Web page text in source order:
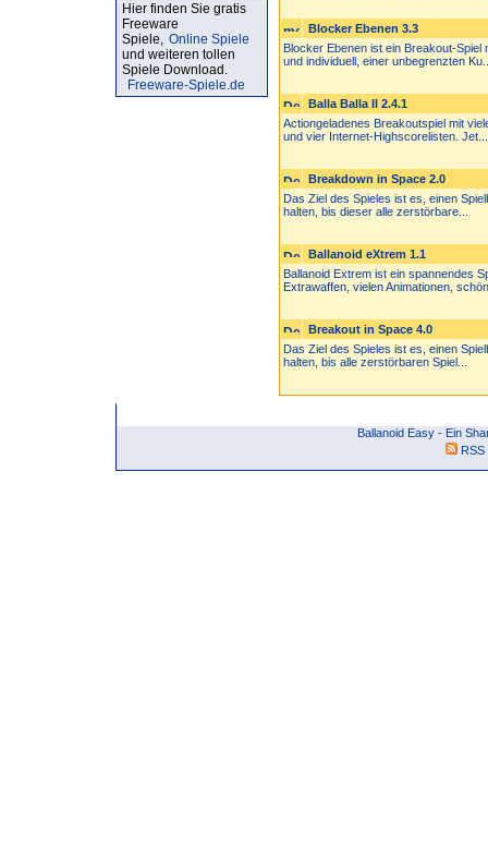
Hier finden Sie gratis
Freeware
Spiele, Online Spiele
und weiteren tollen
Spiele Download.
Freeware-Spiele.de
Blocker Ebenen 3.3
Blocker Ebenen ist ein Breakout-
und individuell, einer unbegrenzten
Balla Balla II 2.4.1
Actiongeladenes Breakoutspiel mit
und vier Internet-Highscorelisten. Jet...
Breakdown in Space 2.0
Das Ziel des Spieles ist es, einen
halten, bis dieser alle zerstörbare...
Ballanoid eXtrem 1.1
Ballanoid Extrem ist ein spannendes
Extrawaffen, vielen Animationen,
Breakout in Space 4.0
Das Ziel des Spieles ist es, einen
halten, bis alle zerstörbaren Spiel...
Ballanoid Easy - Ein